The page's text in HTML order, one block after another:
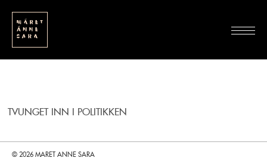
TVUNGET INN I POLITIKKEN
© 2026 MARET ANNE SARA